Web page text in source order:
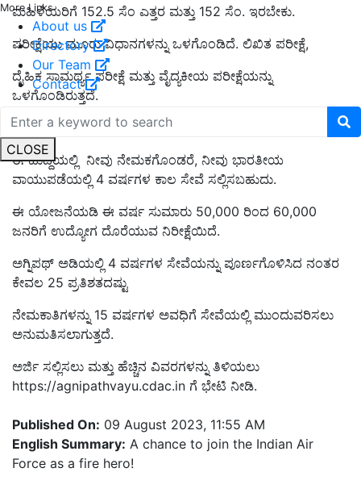
More Links
About us
Directory
Our Team
Contact
CLOSE
ಮಹಿಳೆಯರಿಗೆ 152.5 ಸೆಂ ಎತ್ತರ ಮತ್ತು 152 ಸೆಂ. ಇರಬೇಕು.
ಪರೀಕ್ಷೆಯು ಮೂರು ವಿಧಾನಗಳನ್ನು ಒಳಗೊಂಡಿದೆ. ಲಿಖಿತ ಪರೀಕ್ಷೆ,
ದೈಹಿಕ ಸಾಮರ್ಥ್ಯ ಪರೀಕ್ಷೆ ಮತ್ತು ವೈದ್ಯಕೀಯ ಪರೀಕ್ಷೆಯನ್ನು
ಒಳಗೊಂಡಿರುತ್ತದೆ.
ಕೆಲಸದ ವಿವರ
ಈ ಹುದ್ದೆಯಲ್ಲಿ ನೀವು ನೇಮಕಗೊಂಡರೆ, ನೀವು ಭಾರತೀಯ
ವಾಯುಪಡೆಯಲ್ಲಿ 4 ವರ್ಷಗಳ ಕಾಲ ಸೇವೆ ಸಲ್ಲಿಸಬಹುದು.
ಈ ಯೋಜನೆಯಡಿ ಈ ವರ್ಷ ಸುಮಾರು 50,000 ರಿಂದ 60,000
ಜನರಿಗೆ ಉದ್ಯೋಗ ದೊರೆಯುವ ನಿರೀಕ್ಷೆಯಿದೆ.
ಅಗ್ನಿಪಥ್ ಅಡಿಯಲ್ಲಿ 4 ವರ್ಷಗಳ ಸೇವೆಯನ್ನು ಪೂರ್ಣಗೊಳಿಸಿದ ನಂತರ
ಕೇವಲ 25 ಪ್ರತಿಶತದಷ್ಟು
ನೇಮಕಾತಿಗಳನ್ನು 15 ವರ್ಷಗಳ ಅವಧಿಗೆ ಸೇವೆಯಲ್ಲಿ ಮುಂದುವರಿಸಲು
ಅನುಮತಿಸಲಾಗುತ್ತದೆ.
ಅರ್ಜಿ ಸಲ್ಲಿಸಲು ಮತ್ತು ಹೆಚ್ಚಿನ ವಿವರಗಳನ್ನು ತಿಳಿಯಲು
https://agnipathvayu.cdac.in ಗೆ ಭೇಟಿ ನೀಡಿ.
Published On: 09 August 2023, 11:55 AM
English Summary: A chance to join the Indian Air
Force as a fire hero!